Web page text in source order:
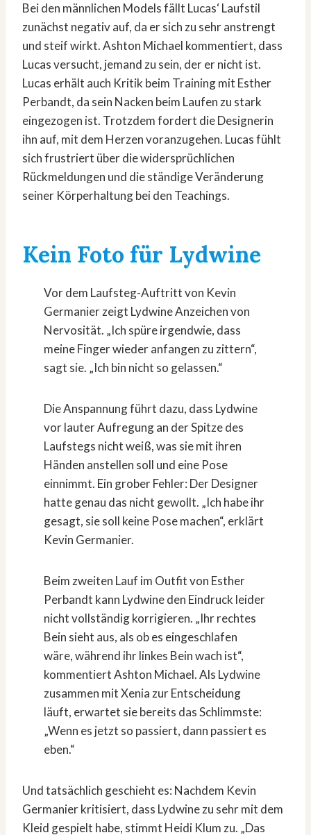
Bei den männlichen Models fällt Lucas‘ Laufstil
zunächst negativ auf, da er sich zu sehr anstrengt
und steif wirkt. Ashton Michael kommentiert, dass
Lucas versucht, jemand zu sein, der er nicht ist.
Lucas erhält auch Kritik beim Training mit Esther
Perbandt, da sein Nacken beim Laufen zu stark
eingezogen ist. Trotzdem fordert die Designerin
ihn auf, mit dem Herzen voranzugehen. Lucas fühlt
sich frustriert über die widersprüchlichen
Rückmeldungen und die ständige Veränderung
seiner Körperhaltung bei den Teachings.
Kein Foto für Lydwine
Vor dem Laufsteg-Auftritt von Kevin
Germanier zeigt Lydwine Anzeichen von
Nervosität. „Ich spüre irgendwie, dass
meine Finger wieder anfangen zu zittern“,
sagt sie. „Ich bin nicht so gelassen.“
Die Anspannung führt dazu, dass Lydwine
vor lauter Aufregung an der Spitze des
Laufstegs nicht weiß, was sie mit ihren
Händen anstellen soll und eine Pose
einnimmt. Ein grober Fehler: Der Designer
hatte genau das nicht gewollt. „Ich habe ihr
gesagt, sie soll keine Pose machen“, erklärt
Kevin Germanier.
Beim zweiten Lauf im Outfit von Esther
Perbandt kann Lydwine den Eindruck leider
nicht vollständig korrigieren. „Ihr rechtes
Bein sieht aus, als ob es eingeschlafen
wäre, während ihr linkes Bein wach ist“,
kommentiert Ashton Michael. Als Lydwine
zusammen mit Xenia zur Entscheidung
läuft, erwartet sie bereits das Schlimmste:
„Wenn es jetzt so passiert, dann passiert es
eben.“
Und tatsächlich geschieht es: Nachdem Kevin
Germanier kritisiert, dass Lydwine zu sehr mit dem
Kleid gespielt habe, stimmt Heidi Klum zu. „Das